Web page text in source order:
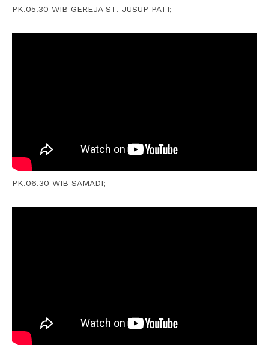
PK.05.30 WIB GEREJA ST. JUSUP PATI;
PK.06.30 WIB SAMADI;